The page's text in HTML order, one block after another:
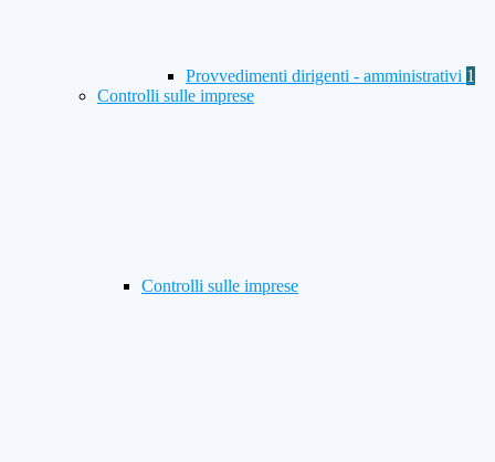
Provvedimenti dirigenti - amministrativi 1
Controlli sulle imprese
Controlli sulle imprese